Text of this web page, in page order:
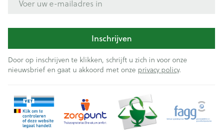
Inschrijven
Door op inschrijven te klikken, schrijft u zich in voor onze
nieuwsbrief en gaat u akkoord met onze privacy policy.